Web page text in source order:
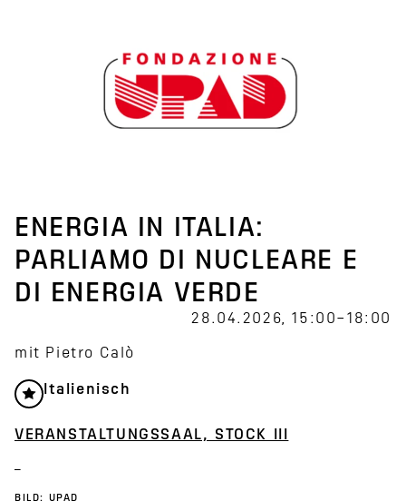
ENERGIA IN ITALIA:
PARLIAMO DI NUCLEARE E
DI ENERGIA VERDE
28.04.2026, 15:00–18:00
mit Pietro Calò
Italienisch
VERANSTALTUNGSSAAL, STOCK III
BILD: UPAD